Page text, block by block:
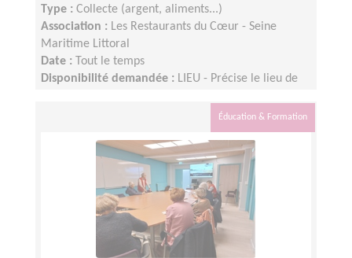
Type : Collecte (argent, aliments...)
Association : Les Restaurants du Cœur - Seine
Maritime Littoral
Date :
Tout le temps
Disponibilité demandée : LIEU - Précise le lieu de
êtreréalisée à distance et si des déplacements sont
nécessaires.DISPONIBILITÉ- Reste raisonnable dans
le temps de mission demandé(exemple : 1 à 2
journées par semaine). Si tu as besoin de temps
supplémentaires,n’hésite pas à recruter des binômes
qui se partageront les missions.
Éducation & Formation